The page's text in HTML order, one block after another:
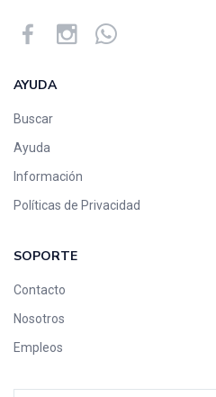
AYUDA
Buscar
Ayuda
Información
Políticas de Privacidad
SOPORTE
Contacto
Nosotros
Empleos